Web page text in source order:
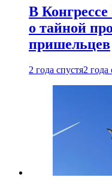
В
о тайной
пришельцев
2 года спустя2 года